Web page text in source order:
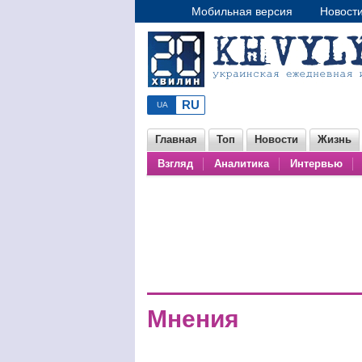
Мобильная версия
Главная Топ Новости Жизнь
Взгляд
Аналитика Интервью
Мнения